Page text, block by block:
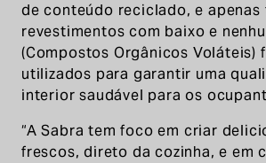
de conteúdo reciclado, e apenas
revestimentos com baixo e
(Compostos Orgânicos Voláteis)
utilizados para garantir uma
interior saudável para os
“A Sabra tem foco em criar
frescos, direto da cozinha, e em